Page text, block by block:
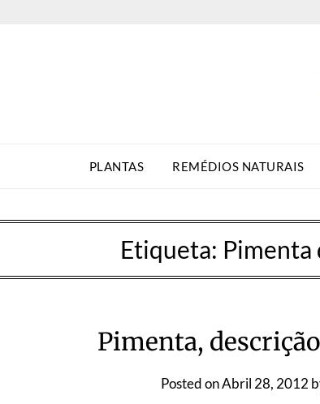
PLANTAS REMÉDIOS NATURAIS
Etiqueta: Pimenta
Pimenta,
Posted onAbril 28, 2012